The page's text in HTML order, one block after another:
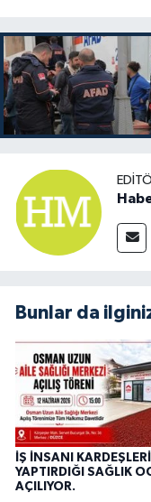
Bunlar da
İŞ İNSANI
YAPTIRDIĞI SAĞLIK
AÇILIYOR.